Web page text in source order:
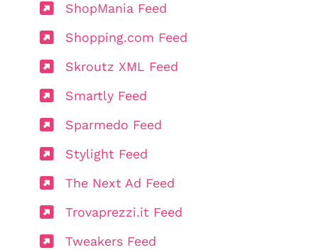
ShopMania Feed
Shopping.com Feed
Skroutz XML Feed
Smartly Feed
Sparmedo Feed
Stylight Feed
The Next Ad Feed
Trovaprezzi.it Feed
Tweakers Feed